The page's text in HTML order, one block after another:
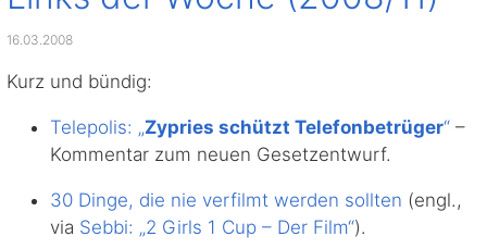
16.03.2008
Kurz und bündig:
Telepolis: „Zypries schützt Telefonbetrüger“ –
Kommentar zum neuen Gesetzentwurf.
30 Dinge, die nie verfilmt werden sollten (engl.,
via Sebbi: „2 Girls 1 Cup – Der Film“).